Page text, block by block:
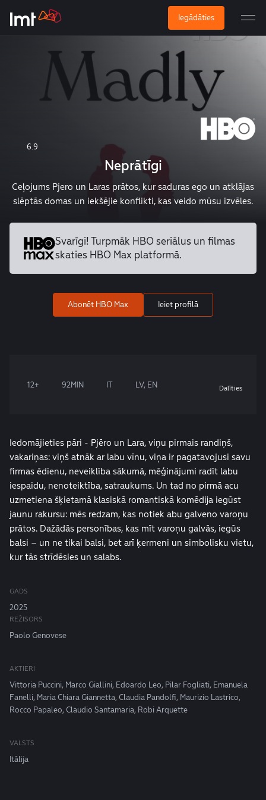
Iegādāties
6.9
Neprātīgi
Ceļojums Pjero un Laras prātos, kur saduras ego un atklājas
slēptās domas un iekšējie konflikti, kas veido mūsu izvēles.
Svarīgi! Turpmāk HBO seriālus un filmas
skaties HBO Max platformā.
Abonēt HBO Max Ieiet profilā
12+ 92MIN IT LV, EN Dalīties
Iedomājieties pāri - Pjēro un Lara, viņu pirmais randiņš,
vakariņas: viņš atnāk ar labu vīnu, viņa ir pagatavojusi savu
firmas ēdienu, neveiklība sākumā, mēģinājumi radīt labu
iespaidu, nenoteiktība, satraukums. Un tad no pirmā acu
uzmetiena šķietamā klasiskā romantiskā komēdija iegūst
jaunu rakursu: mēs redzam, kas notiek abu galveno varoņu
prātos. Dažādās personības, kas mīt varoņu galvās, iegūs
balsi – un ne tikai balsi, bet arī ķermeni un simbolisku vietu,
kur tās strīdēsies un salabs.
GADS
2025
REŽISORS
Paolo Genovese
AKTIERI
Vittoria Puccini, Marco Giallini, Edoardo Leo, Pilar Fogliati, Emanuela
Fanelli, Maria Chiara Giannetta, Claudia Pandolfi, Maurizio Lastrico,
Rocco Papaleo, Claudio Santamaria, Robi Arquette
VALSTS
Itālija